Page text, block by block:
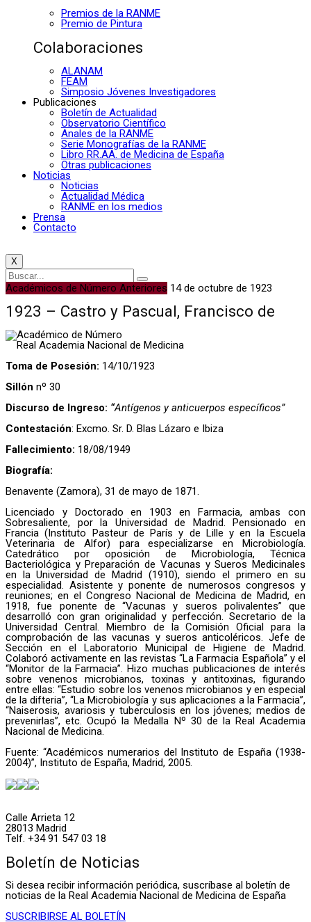
Premios de la RANME
Premio de Pintura
Colaboraciones
ALANAM
FEAM
Simposio Jóvenes Investigadores
Publicaciones
Boletín de Actualidad
Observatorio Científico
Anales de la RANME
Serie Monografías de la RANME
Libro RR.AA. de Medicina de España
Otras publicaciones
Noticias
Noticias
Actualidad Médica
RANME en los medios
Prensa
Contacto
X
Académicos de Número Anteriores 14 de octubre de 1923
1923 – Castro y Pascual, Francisco de
Académico de Número
Real Academia Nacional de Medicina
Toma de Posesión: 14/10/1923
Sillón nº 30
Discurso de Ingreso: “Antígenos y anticuerpos específicos”
Contestación: Excmo. Sr. D. Blas Lázaro e Ibiza
Fallecimiento: 18/08/1949
Biografía:
Benavente (Zamora), 31 de mayo de 1871.
Licenciado y Doctorado en 1903 en Farmacia, ambas con
Sobresaliente, por la Universidad de Madrid. Pensionado en
Francia (Instituto Pasteur de París y de Lille y en la Escuela
Veterinaria de Alfor) para especializarse en Microbiología.
Catedrático por oposición de Microbiología, Técnica
Bacteriológica y Preparación de Vacunas y Sueros Medicinales
en la Universidad de Madrid (1910), siendo el primero en su
especialidad. Asistente y ponente de numerosos congresos y
reuniones; en el Congreso Nacional de Medicina de Madrid, en
1918, fue ponente de “Vacunas y sueros polivalentes” que
desarrolló con gran originalidad y perfección. Secretario de la
Universidad Central. Miembro de la Comisión Oficial para la
comprobación de las vacunas y sueros anticoléricos. Jefe de
Sección en el Laboratorio Municipal de Higiene de Madrid.
Colaboró activamente en las revistas “La Farmacia Española” y el
“Monitor de la Farmacia”. Hizo muchas publicaciones de interés
sobre venenos microbianos, toxinas y antitoxinas, figurando
entre ellas: “Estudio sobre los venenos microbianos y en especial
de la difteria”, “La Microbiología y sus aplicaciones a la Farmacia”,
“Naiserosis, avariosis y tuberculosis en los jóvenes; medios de
prevenirlas”, etc. Ocupó la Medalla Nº 30 de la Real Academia
Nacional de Medicina.
Fuente: “Académicos numerarios del Instituto de España (1938-
2004)”, Instituto de España, Madrid, 2005.
Calle Arrieta 12
28013 Madrid
Telf. +34 91 547 03 18
Boletín de Noticias
Si desea recibir información periódica, suscríbase al boletín de
noticias de la Real Academia Nacional de Medicina de España
SUSCRIBIRSE AL BOLETÍN